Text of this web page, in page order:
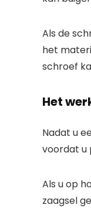
Als de
het
schroef
Het
Nadat u
voordat u
Als u op
zaagsel